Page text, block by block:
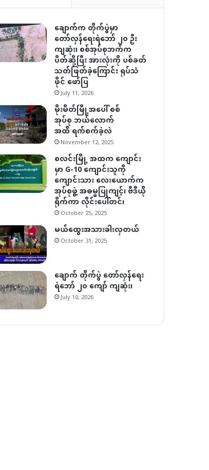
ချောက်က တိုက်ပွဲမှာ
တော်လှန်ရေးရဲဘော် ၂၀ ဦး
ကျဆုံး၊ စစ်အုပ်စုဘက်က
ပိတ်ဆို့ပြီး အားလုံးကို ပစ်ခတ်
သတ်ဖြတ်ခဲ့ကြောင်း ရုပ်သံ
ဖိုင် ဖော်ပြ
July 11, 2026
မိုးမိတ်မြို့အပေါ် စစ်
အုပ်စု ဘယ်လောက်
အထိ ရက်စက်ခဲ့လဲ
November 12, 2025
စလင်းမြို့ အထက ကျောင်း
မှာ G-10 ကျောင်းသူကို
ကျောင်းသား လေးယောက်က
အုပ်စုဖွဲ့ အဓမ္မပြုကျင့်၊ ဗီဒီယို
ရိုက်ကာ လိုင်းပေါ်တင်၊
October 25, 2025
မယ်ထွေးအသားခါးလှတယ်
October 31, 2025
ချောက် တိုက်ပွဲ တော်လှန်ရေး
ရဲဘော် ၂၀ ကျော် ကျဆုံး၊
July 10, 2026